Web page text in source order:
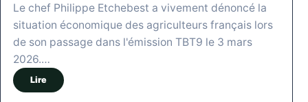
Le chef Philippe Etchebest a vivement dénoncé la
situation économique des agriculteurs français lors
de son passage dans l'émission TBT9 le 3 mars
2026.…
Lire